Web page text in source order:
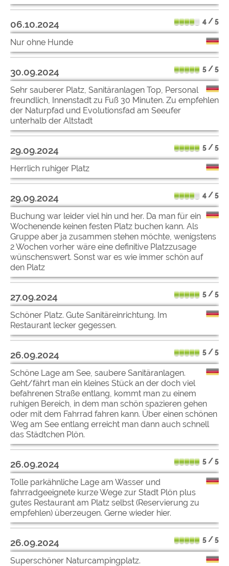
06.10.2024 4 / 5
Nur ohne Hunde
30.09.2024 5 / 5
Sehr sauberer Platz, Sanitäranlagen Top, Personal
freundlich, Innenstadt zu Fuß 30 Minuten. Zu empfehlen
der Naturpfad und Evolutionsfad am Seeufer
unterhalb der Altstadt
29.09.2024 5 / 5
Herrlich ruhiger Platz
29.09.2024 4 / 5
Buchung war leider viel hin und her. Da man für ein
Wochenende keinen festen Platz buchen kann. Als
Gruppe aber ja zusammen stehen möchte, wenigstens
2 Wochen vorher wäre eine definitive Platzzusage
wünschenswert. Sonst war es wie immer schön auf
den Platz
27.09.2024 5 / 5
Schöner Platz. Gute Sanitäreinrichtung. Im
Restaurant lecker gegessen.
26.09.2024 5 / 5
Schöne Lage am See, saubere Sanitäranlagen.
Geht/fährt man ein kleines Stück an der doch viel
befahrenen Straße entlang, kommt man zu einem
ruhigen Bereich, in dem man schön spazieren gehen
oder mit dem Fahrrad fahren kann. Über einen schönen
Weg am See entlang erreicht man dann auch schnell
das Städtchen Plön.
26.09.2024 5 / 5
Tolle parkähnliche Lage am Wasser und
fahrradgeeignete kurze Wege zur Stadt Plön plus
gutes Restaurant am Platz selbst (Reservierung zu
empfehlen) überzeugen. Gerne wieder hier.
26.09.2024 5 / 5
Superschöner Naturcampingplatz.